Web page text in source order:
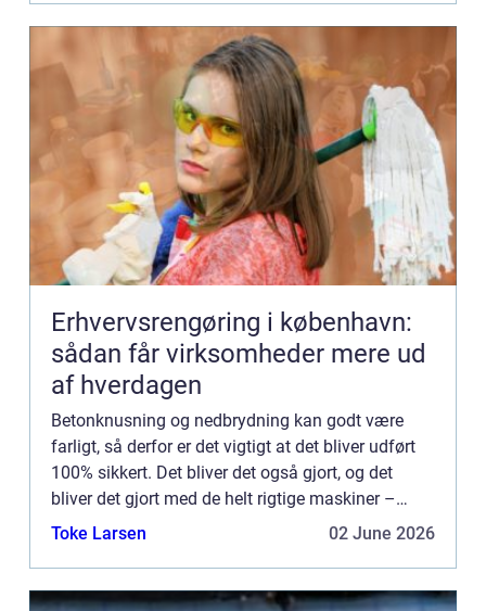
Erhvervsrengøring i københavn:
sådan får virksomheder mere ud
af hverdagen
Betonknusning og nedbrydning kan godt være
farligt, så derfor er det vigtigt at det bliver udført
100% sikkert. Det bliver det også gjort, og det
bliver det gjort med de helt rigtige maskiner –
hvilket er med til at sik...
Toke Larsen 02 June 2026